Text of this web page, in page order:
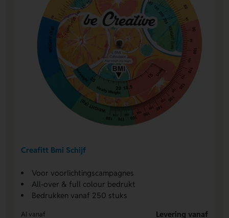
Creafitt Bmi Schijf
Voor voorlichtingscampagnes
All-over & full colour bedrukt
Bedrukken vanaf 250 stuks
Al vanaf Levering vanaf